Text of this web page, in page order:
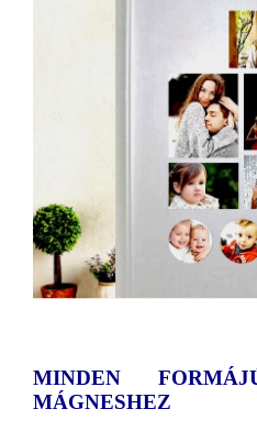
MINDEN
MÁGNESHEZ